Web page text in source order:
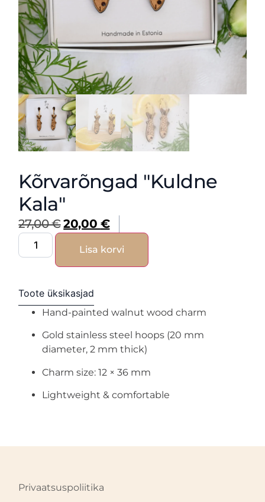
Kõrvarõngad "Kuldne
Kala"
27,00€20,00 €
Lisa korvi
Toote üksikasjad
Hand-painted walnut wood charm
Gold stainless steel hoops (20 mm
diameter, 2 mm thick)
Charm size: 12 × 36 mm
Lightweight & comfortable
Privaatsuspoliitika